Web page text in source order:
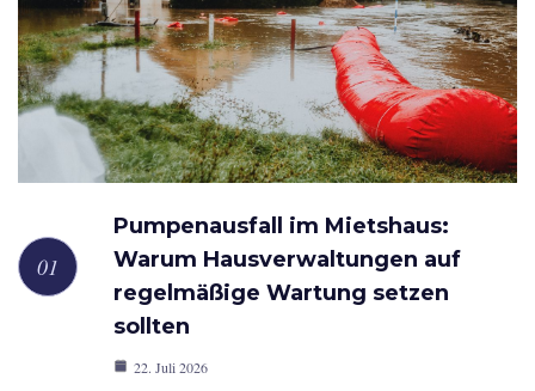
Pumpenausfall im Mietshaus:
Warum Hausverwaltungen auf
regelmäßige Wartung setzen
sollten
22. Juli 2026